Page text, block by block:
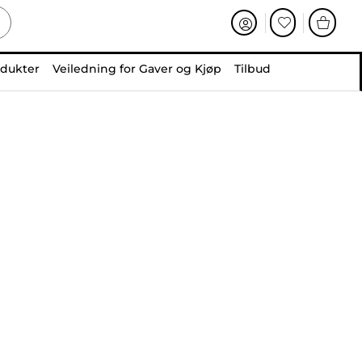
Veiledning for Gaver og Kjøp Tilbud